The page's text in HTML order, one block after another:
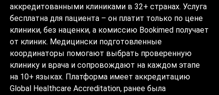
аккредитованными клиниками в 32+ странах. Услуга
бесплатна для пациента – он платит только по цене
клиники, без наценки, а комиссию Bookimed получает
от клиник. Медицински подготовленные
координаторы помогают выбрать проверенную
клинику и врача и сопровождают на каждом этапе
на 10+ языках. Платформа имеет аккредитацию
Global Healthcare Accreditation, ранее была